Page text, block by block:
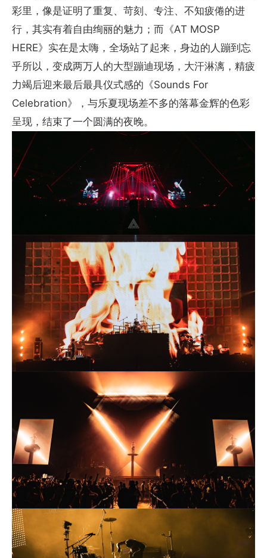
彩里，像是证明了重复、苛刻、专注、不知疲倦的进
行，其实有着自由绚丽的魅力；而《AT MOSP
HERE》实在是太嗨，全场站了起来，身边的人蹦到忘
乎所以，变成两万人的大型蹦迪现场，大汗淋漓，精疲
力竭后迎来最后最具仪式感的《Sounds For
Celebration》，与乐夏现场差不多的落幕金辉的色彩
呈现，结束了一个圆满的夜晚。